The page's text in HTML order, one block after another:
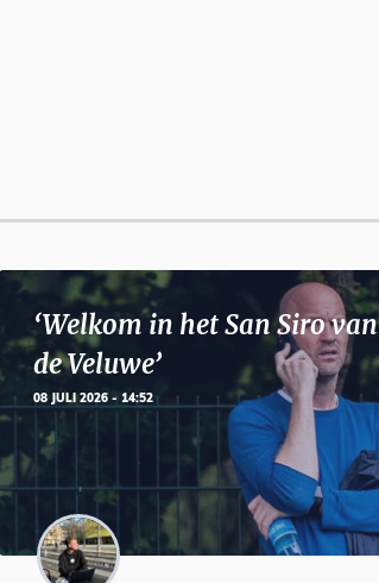
‘Welkom in het San Siro van
de Veluwe’
08 JULI 2026 - 14:52